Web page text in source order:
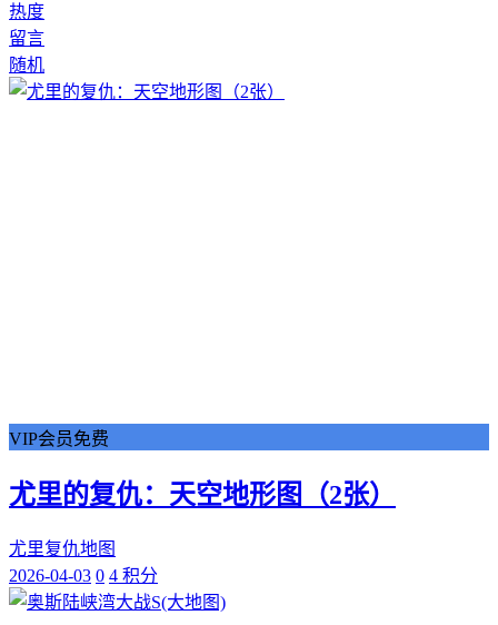
热度
留言
随机
VIP会员免费
尤里的复仇：天空地形图（2张）
尤里复仇地图
2026-04-03 0 4 积分